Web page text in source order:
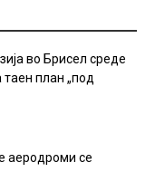
во Брисел среде
план „под
аеродроми се